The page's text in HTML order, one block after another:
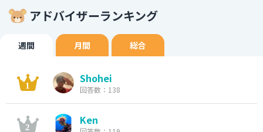
アドバイザーランキング
週間 月間 総合
Shohei
回答数：138
Ken